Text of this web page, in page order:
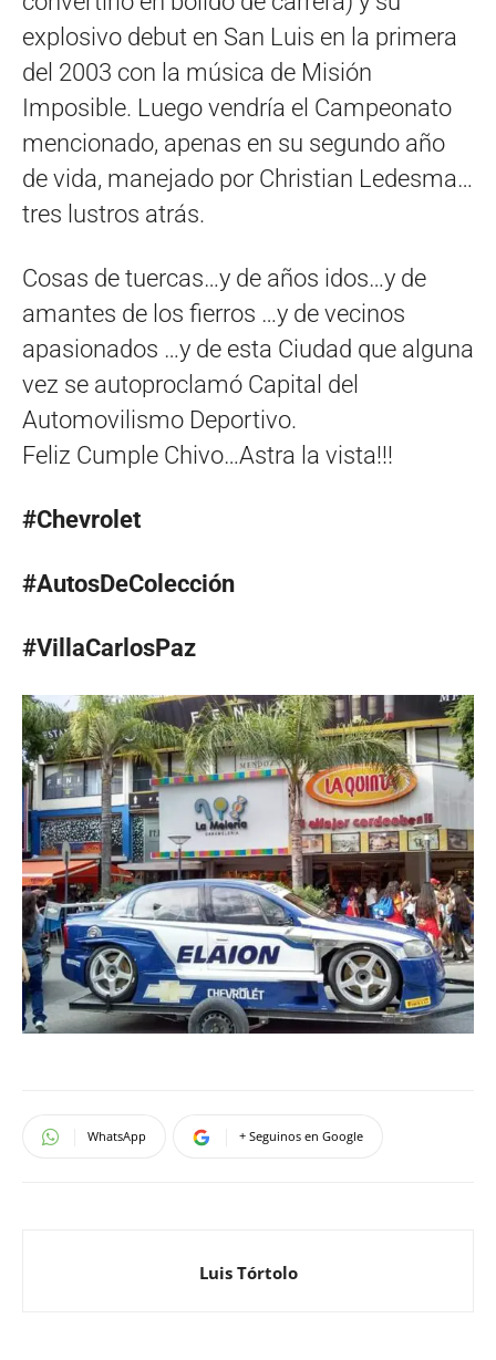
explosivo debut en San Luis en la primera
del 2003 con la música de Misión
Imposible. Luego vendría el Campeonato
mencionado, apenas en su segundo año
de vida, manejado por Christian Ledesma…
tres lustros atrás.
Cosas de tuercas…y de años idos…y de
amantes de los fierros …y de vecinos
apasionados …y de esta Ciudad que alguna
vez se autoproclamó Capital del
Automovilismo Deportivo.
Feliz Cumple Chivo…Astra la vista!!!
#Chevrolet
#AutosDeColección
#VillaCarlosPaz
WhatsApp + Seguinos en Google
Luis Tórtolo